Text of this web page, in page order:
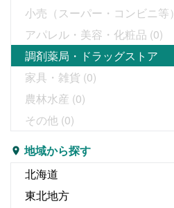
小売（スーパー・コンビニ等）
アパレル・美容・化粧品 (0)
調剤薬局・ドラッグストア
家具・雑貨 (0)
農林水産 (0)
その他 (0)
地域から探す
北海道
東北地方